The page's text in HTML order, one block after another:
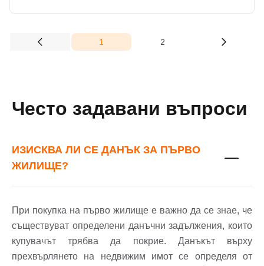
1
(current)
2
Често задавани въпроси
ИЗИСКВА ЛИ СЕ ДАНЪК ЗА ПЪРВО
ЖИЛИЩЕ?
При покупка на първо жилище е важно да се знае, че
съществуват определени данъчни задължения, които
купувачът трябва да покрие. Данъкът върху
прехвърлянето на недвижим имот се определя от